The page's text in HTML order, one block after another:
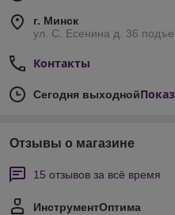
г. Минск
ул. С. Есенина д. 36
Контакты
Сегодня выходной
Отзывы о магазине
15 отзывов за всё время
ИнструментОптима